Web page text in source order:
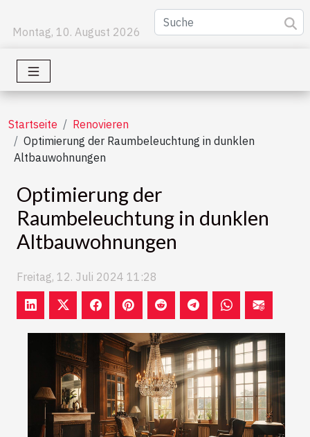
Montag, 10. August 2026
Startseite
Renovieren
Optimierung der Raumbeleuchtung in dunklen
Altbauwohnungen
Optimierung der
Raumbeleuchtung in dunklen
Altbauwohnungen
Freitag, 12. Juli 2024 11:28